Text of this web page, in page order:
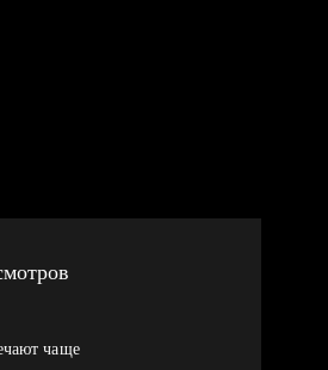
чаще